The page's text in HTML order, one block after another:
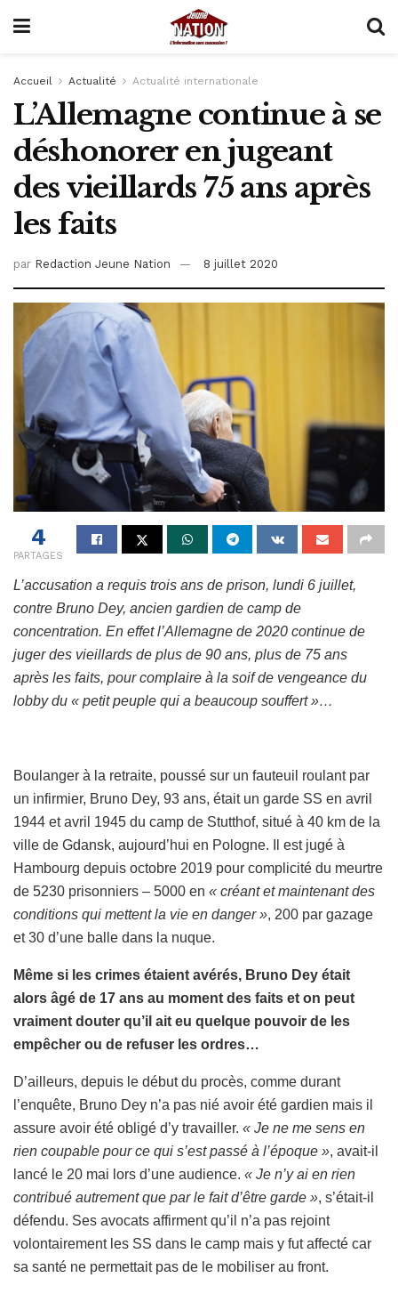
Accueil Actualité Actualité internationale
L’Allemagne continue à se
déshonorer en jugeant
des vieillards 75 ans après
les faits
par Redaction Jeune Nation 8 juillet 2020
4
PARTAGES
L’accusation a requis trois ans de prison, lundi 6 juillet,
contre Bruno Dey, ancien gardien de camp de
concentration. En effet l’Allemagne de 2020 continue de
juger des vieillards de plus de 90 ans, plus de 75 ans
après les faits, pour complaire à la soif de vengeance du
lobby du « petit peuple qui a beaucoup souffert »…
Boulanger à la retraite, poussé sur un fauteuil roulant par
un infirmier, Bruno Dey, 93 ans, était un garde SS en avril
1944 et avril 1945 du camp de Stutthof, situé à 40 km de la
ville de Gdansk, aujourd’hui en Pologne. Il est jugé à
Hambourg depuis octobre 2019 pour complicité du meurtre
de 5230 prisonniers – 5000 en « créant et maintenant des
conditions qui mettent la vie en danger », 200 par gazage
et 30 d’une balle dans la nuque.
Même si les crimes étaient avérés, Bruno Dey était
alors âgé de 17 ans au moment des faits et on peut
vraiment douter qu’il ait eu quelque pouvoir de les
empêcher ou de refuser les ordres…
D’ailleurs, depuis le début du procès, comme durant
l’enquête, Bruno Dey n’a pas nié avoir été gardien mais il
assure avoir été obligé d’y travailler. « Je ne me sens en
rien coupable pour ce qui s’est passé à l’époque », avait-il
lancé le 20 mai lors d’une audience. « Je n’y ai en rien
contribué autrement que par le fait d’être garde », s’était-il
défendu. Ses avocats affirment qu’il n’a pas rejoint
volontairement les SS dans le camp mais y fut affecté car
sa santé ne permettait pas de le mobiliser au front.